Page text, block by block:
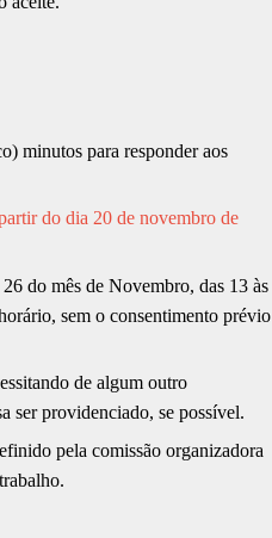
minutos para responder aos
do dia 20 de novembro de
do mês de Novembro, das 13 às
sem o consentimento prévio
de algum outro
ser providenciado, se possível.
pela comissão organizadora